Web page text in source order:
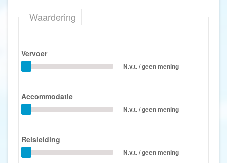
Waardering
Vervoer
N.v.t. / geen mening
Accommodatie
N.v.t. / geen mening
Reisleiding
N.v.t. / geen mening